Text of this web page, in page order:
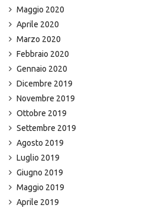
Maggio 2020
Aprile 2020
Marzo 2020
Febbraio 2020
Gennaio 2020
Dicembre 2019
Novembre 2019
Ottobre 2019
Settembre 2019
Agosto 2019
Luglio 2019
Giugno 2019
Maggio 2019
Aprile 2019